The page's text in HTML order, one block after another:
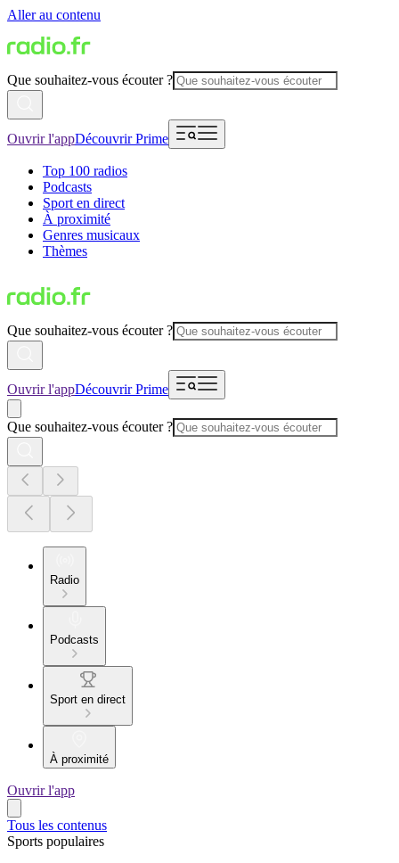
Aller au contenu
Que souhaitez-vous écouter ?
Ouvrir l'appDécouvrir Prime
Top 100 radios
Podcasts
Sport en direct
À proximité
Genres musicaux
Thèmes
Que souhaitez-vous écouter ?
Ouvrir l'appDécouvrir Prime
Que souhaitez-vous écouter ?
Radio
Podcasts
Sport en direct
À proximité
Ouvrir l'app
Tous les contenus
Sports populaires